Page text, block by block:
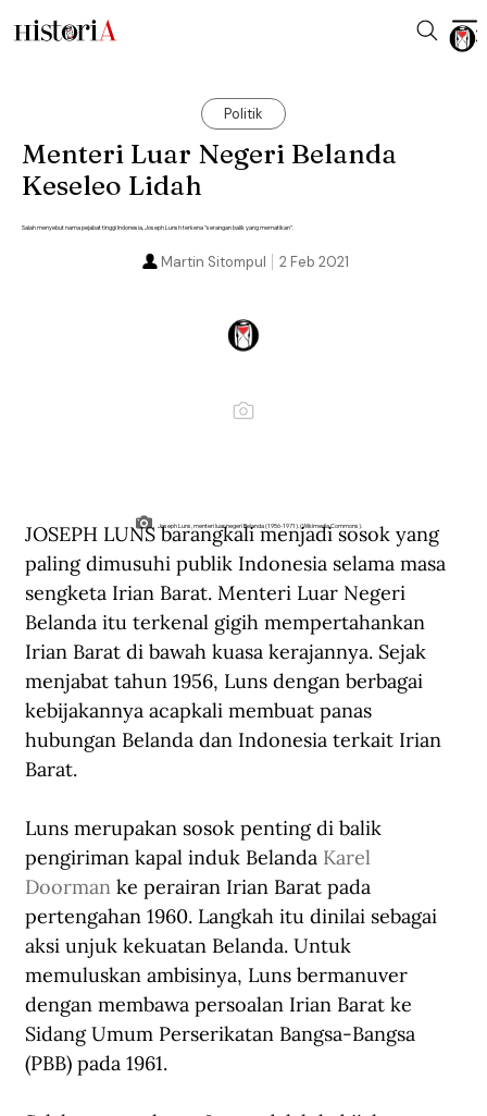
Politik
Menteri Luar Negeri Belanda
Keseleo Lidah
Salah menyebut nama pejabat tinggi Indonesia, Joseph Lunsh terkena "serangan balik yang mematikan".
2 Feb 2021
Martin Sitompul
Joseph Luns, menteri luar negeri Belanda (1956-1971). (Wikimedia Commons).
JOSEPH LUNS barangkali menjadi sosok yang
paling dimusuhi publik Indonesia selama masa
sengketa Irian Barat. Menteri Luar Negeri
Belanda itu terkenal gigih mempertahankan
Irian Barat di bawah kuasa kerajannya. Sejak
menjabat tahun 1956, Luns dengan berbagai
kebijakannya acapkali membuat panas
hubungan Belanda dan Indonesia terkait Irian
Barat.
Luns merupakan sosok penting di balik
pengiriman kapal induk Belanda Karel
Doorman ke perairan Irian Barat pada
pertengahan 1960. Langkah itu dinilai sebagai
aksi unjuk kekuatan Belanda. Untuk
memuluskan ambisinya, Luns bermanuver
dengan membawa persoalan Irian Barat ke
Sidang Umum Perserikatan Bangsa-Bangsa
(PBB) pada 1961.